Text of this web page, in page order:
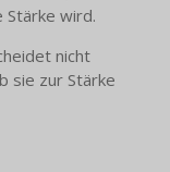
Stärke wird.
nicht
sie zur Stärke